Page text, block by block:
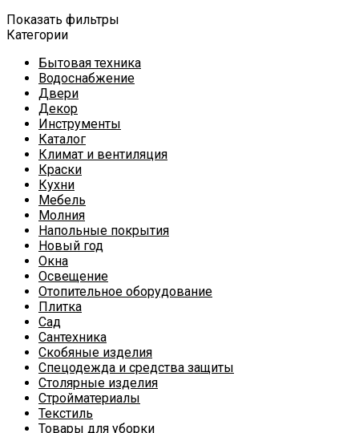
Показать фильтры
Категории
Бытовая техника
Водоснабжение
Двери
Декор
Инструменты
Каталог
Климат и вентиляция
Краски
Кухни
Мебель
Молния
Напольные покрытия
Новый год
Окна
Освещение
Отопительное оборудование
Плитка
Сад
Сантехника
Скобяные изделия
Спецодежда и средства защиты
Столярные изделия
Стройматериалы
Текстиль
Товары для уборки